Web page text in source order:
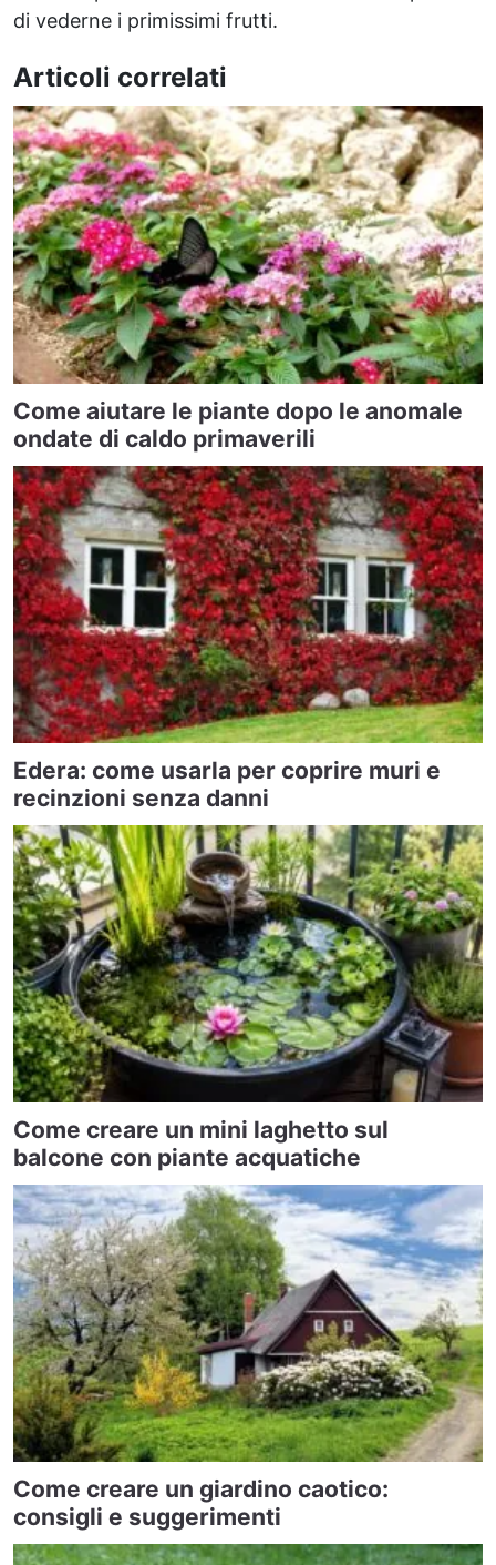
di vederne i primissimi frutti.
Articoli correlati
Come aiutare le piante dopo le anomale
ondate di caldo primaverili
Edera: come usarla per coprire muri e
recinzioni senza danni
Come creare un mini laghetto sul
balcone con piante acquatiche
Come creare un giardino caotico:
consigli e suggerimenti